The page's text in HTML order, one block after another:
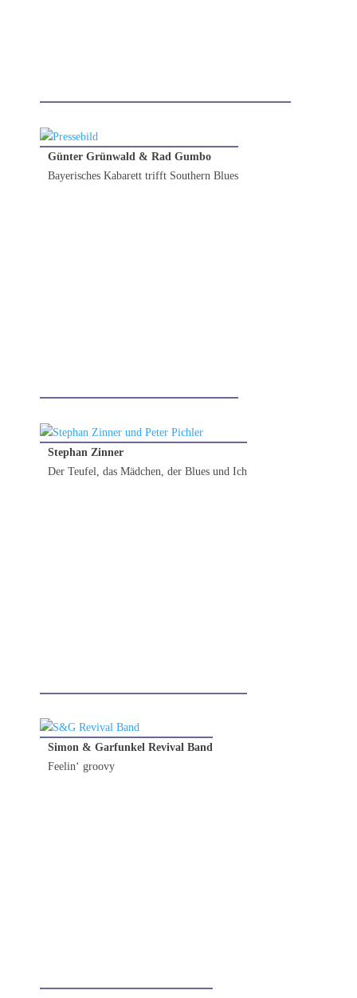
Günter Grünwald & Rad Gumbo
Bayerisches Kabarett trifft Southern Blues
Stephan Zinner
Der Teufel, das Mädchen, der Blues und Ich
Simon & Garfunkel Revival Band
Feelin‘ groovy